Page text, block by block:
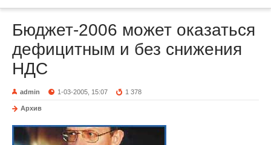
Бюджет-2006 может оказаться
дефицитным и без снижения
НДС
admin 1-03-2005, 15:07 1 378
Архив